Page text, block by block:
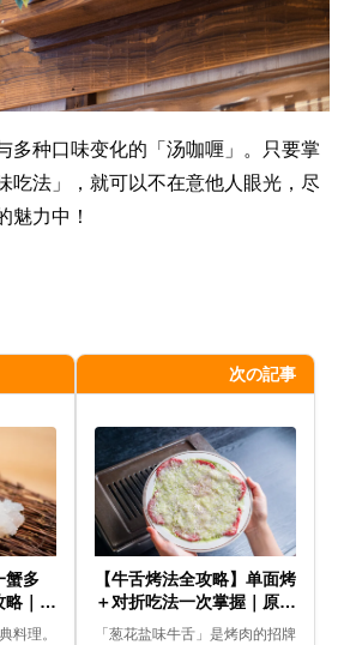
多种口味变化的「汤咖喱」。只要掌
吃法」，就可以不在意他人眼光，尽
魅力中！
蟹多
略｜从
满足
料理。
次の記事
【牛舌烤法全攻略】单面烤
＋对折吃法一次掌握｜原汁
原味不掉葱的秘诀！
「葱花盐味牛舌」是烤肉的招牌